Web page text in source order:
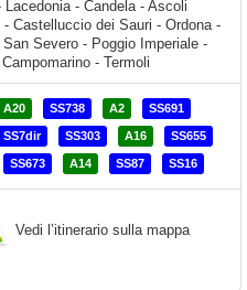
A20 SS738 A2 SS691
SS7dir SS303 A16 SS655
SS673 A14 SS87 SS16
Vedi l’itinerario sulla mappa